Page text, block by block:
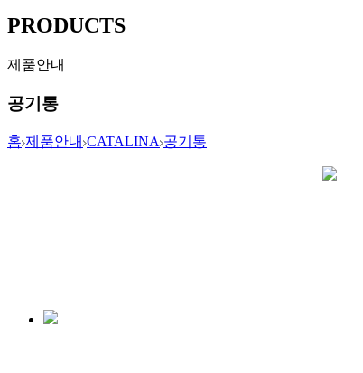
PRODUCTS
제품안내
공기통
홈 제품안내 CATALINA 공기통